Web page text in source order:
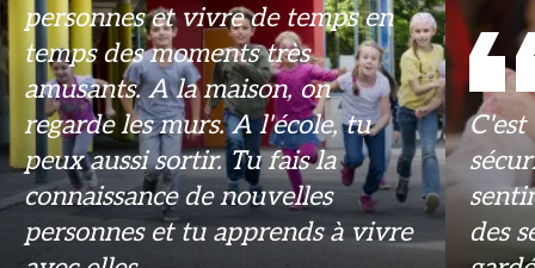
personnes et vivre de temps en
temps des moments très
amusants. A la maison, on
regarde les murs. A l'école, tu
peux aussi sortir. Tu fais la
connaissance de nouvelles
personnes et tu apprends à vivre
des